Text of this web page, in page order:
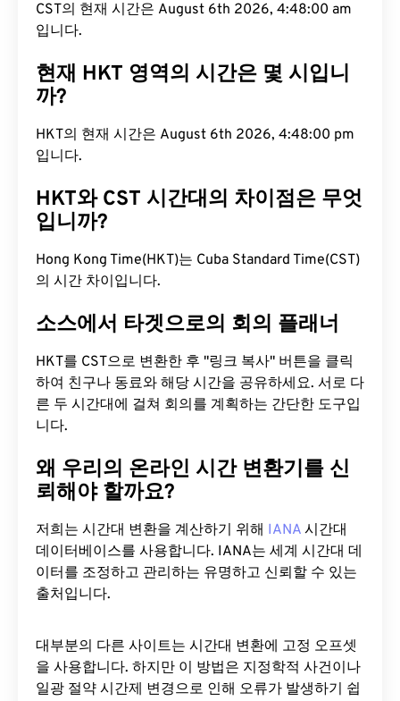
CST의 현재 시간은 August 6th 2026, 4:48:01 am입
니다.
현재 HKT 영역의 시간은 몇 시입니
까?
HKT의 현재 시간은 August 6th 2026, 4:48:01 pm
입니다.
HKT와 CST 시간대의 차이점은 무엇
입니까?
Hong Kong Time(HKT)는 Cuba Standard Time(CST)
의 시간 차이입니다.
소스에서 타겟으로의 회의 플래너
HKT를 CST으로 변환한 후 "링크 복사" 버튼을 클릭
하여 친구나 동료와 해당 시간을 공유하세요. 서로 다
른 두 시간대에 걸쳐 회의를 계획하는 간단한 도구입
니다.
왜 우리의 온라인 시간 변환기를 신
뢰해야 할까요?
저희는 시간대 변환을 계산하기 위해 IANA 시간대
데이터베이스를 사용합니다. IANA는 세계 시간대 데
이터를 조정하고 관리하는 유명하고 신뢰할 수 있는
출처입니다.
대부분의 다른 사이트는 시간대 변환에 ​​고정 오프셋
을 사용합니다. 하지만 이 방법은 지정학적 사건이나
일광 절약 시간제 변경으로 인해 오류가 발생하기 쉽